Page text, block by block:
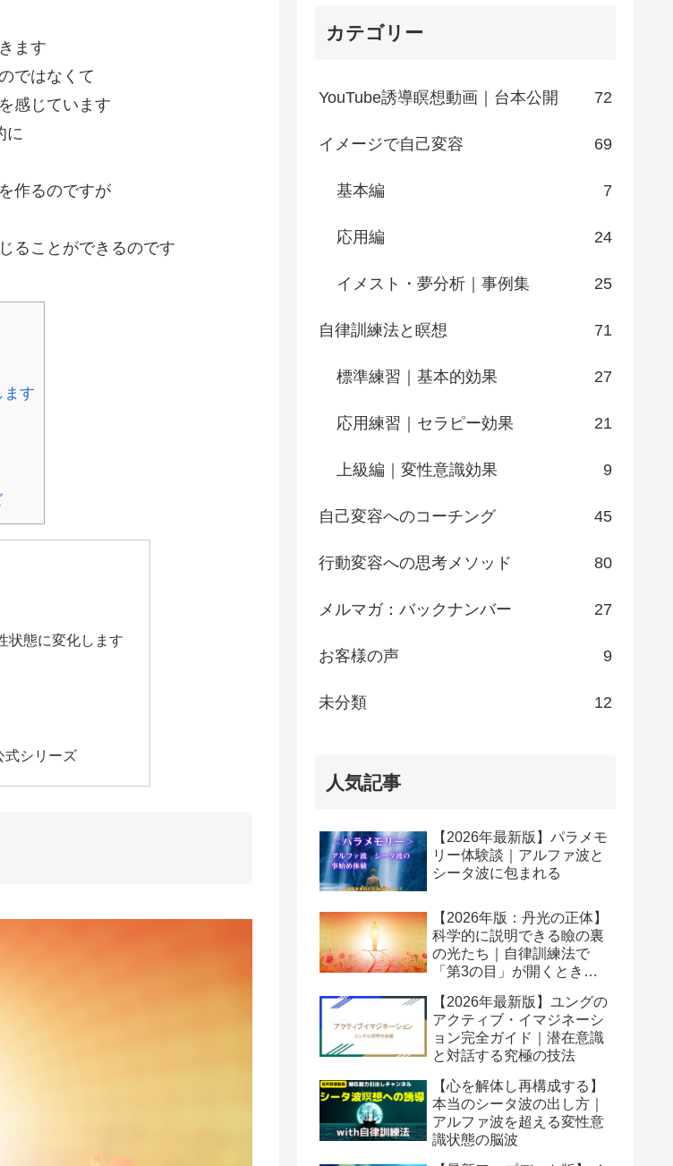
ます
ではなくて
感じています
に
作るのですが
ることができるのです
ます
状態に変化します
式シリーズ
カテゴリー
YouTube誘導瞑想動画｜台本公開 72
イメージで自己変容 69
基本編 7
応用編 24
イメスト・夢分析｜事例集 25
自律訓練法と瞑想 71
標準練習｜基本的効果 27
応用練習｜セラピー効果 21
上級編｜変性意識効果 9
自己変容へのコーチング 45
行動変容への思考メソッド 80
メルマガ：バックナンバー 27
お客様の声 9
未分類 12
人気記事
【2026年最新版】パラメモ
リー体験談｜アルファ波と
シータ波に包まれる
【2026年版：丹光の正体】
科学的に説明できる瞼の裏
の光たち｜自律訓練法で
「第3の目」が開くとき潜
【2026年最新版】ユングの
アクティブ・イマジネーシ
ョン完全ガイド｜潜在意識
と対話する究極の技法
【心を解体し再構成する】
本当のシータ波の出し方｜
アルファ波を超える変性意
識状態の脳波